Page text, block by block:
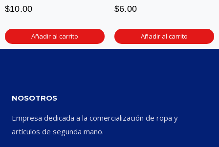
$10.00
Añadir al carrito
$6.00
Añadir al carrito
NOSOTROS
Empresa dedicada a la comercialización de ropa y
artículos de segunda mano.